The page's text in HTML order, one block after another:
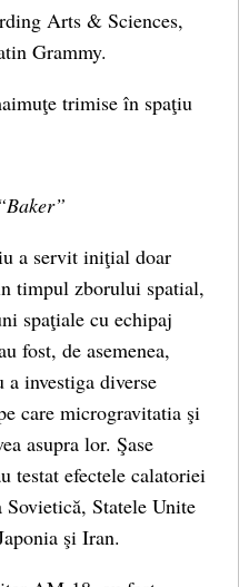
Arts & Sciences,
Grammy.
trimise în spaţiu
a servit iniţial doar
timpul zborului spatial,
spaţiale cu echipaj
fost, de asemenea,
investiga diverse
care microgravitatia şi
asupra lor. Şase
testat efectele calatoriei
Statele Unite
şi Iran.